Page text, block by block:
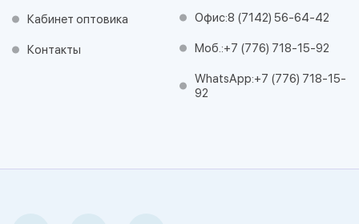
Кабинет оптовика
Контакты
Офис:8 (7142) 56-64-42
Моб.:+7 (776) 718-15-92
WhatsApp:+7 (776) 718-15-
92